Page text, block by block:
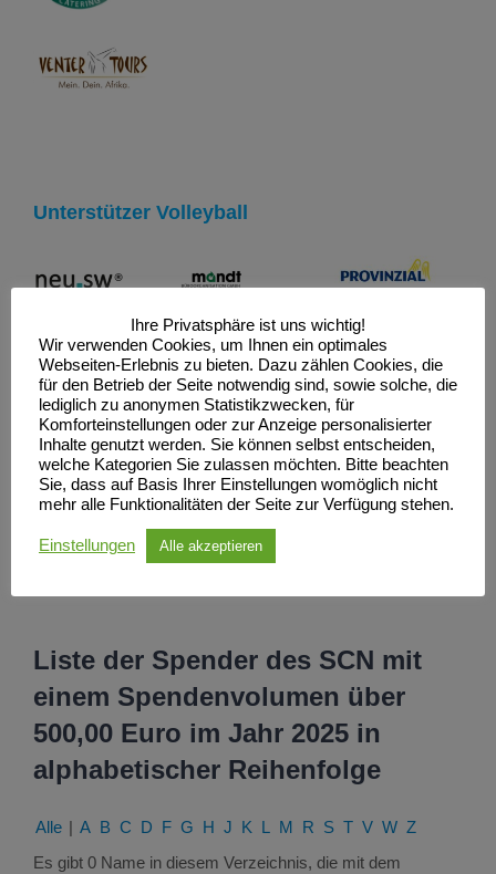
Unterstützer Volleyball
Unterstützer Verein
Liste der Spender des SCN mit
einem Spendenvolumen über
500,00 Euro im Jahr 2025 in
alphabetischer Reihenfolge
Alle A B C D F G H J K L M R S T V W Z
Es gibt 0 Name in diesem Verzeichnis, die mit dem
Ihre Privatsphäre ist uns wichtig!
Wir verwenden Cookies, um Ihnen ein optimales
Webseiten-Erlebnis zu bieten. Dazu zählen Cookies, die
für den Betrieb der Seite notwendig sind, sowie solche, die
lediglich zu anonymen Statistikzwecken, für
Komforteinstellungen oder zur Anzeige personalisierter
Inhalte genutzt werden. Sie können selbst entscheiden,
welche Kategorien Sie zulassen möchten. Bitte beachten
Sie, dass auf Basis Ihrer Einstellungen womöglich nicht
mehr alle Funktionalitäten der Seite zur Verfügung stehen.
Einstellungen Alle akzeptieren